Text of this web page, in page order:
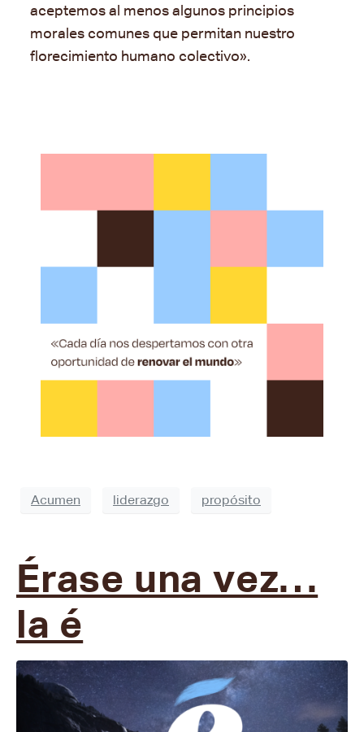
aceptemos al menos algunos principios
morales comunes que permitan nuestro
florecimiento humano colectivo».
Acumen liderazgo propósito
Érase una vez…
la é